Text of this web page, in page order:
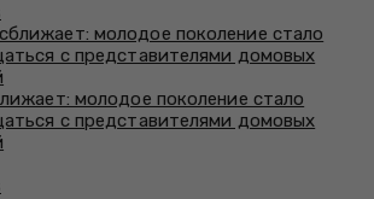
молодое поколение стало
с представителями домовых